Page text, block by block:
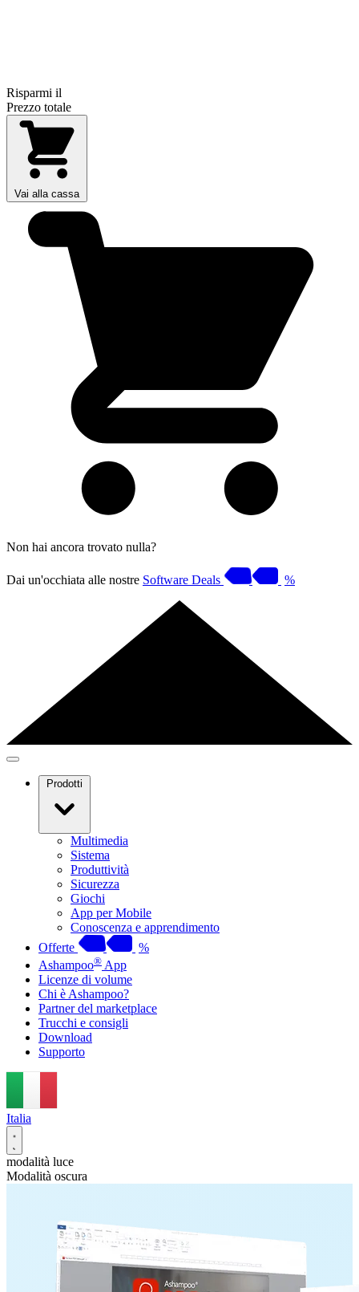
Risparmi il
Prezzo totale
Vai alla cassa
Non hai ancora trovato nulla?
Dai un'occhiata alle nostre Software Deals %
Prodotti
Multimedia
Sistema
Produttività
Sicurezza
Giochi
App per Mobile
Conoscenza e apprendimento
Offerte
%
Ashampoo® App
Licenze di volume
Chi è Ashampoo?
Partner del marketplace
Trucchi e consigli
Download
Supporto
Italia
modalità luce
Modalità oscura